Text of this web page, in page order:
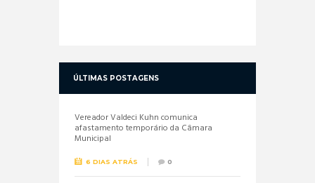
ÚLTIMAS POSTAGENS
Vereador Valdeci Kuhn comunica
afastamento temporário da Câmara
Municipal
6 DIAS ATRÁS 0